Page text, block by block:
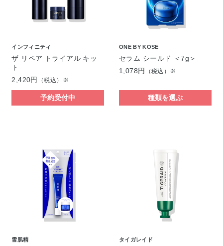
インフィニティ
ザ リペア トライアル キッ
ト
2,420円
（税込）※
予約受付中
ONE BY KOSE
セラム シールド ＜7g＞
1,078円
（税込）※
種類を選ぶ
雪肌精 タイガレイド